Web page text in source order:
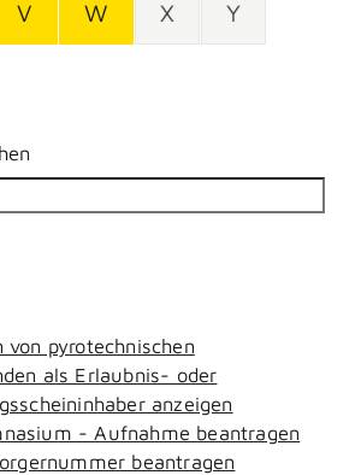
V W X Y
von pyrotechnischen
als Erlaubnis- oder
anzeigen
- Aufnahme beantragen
beantragen